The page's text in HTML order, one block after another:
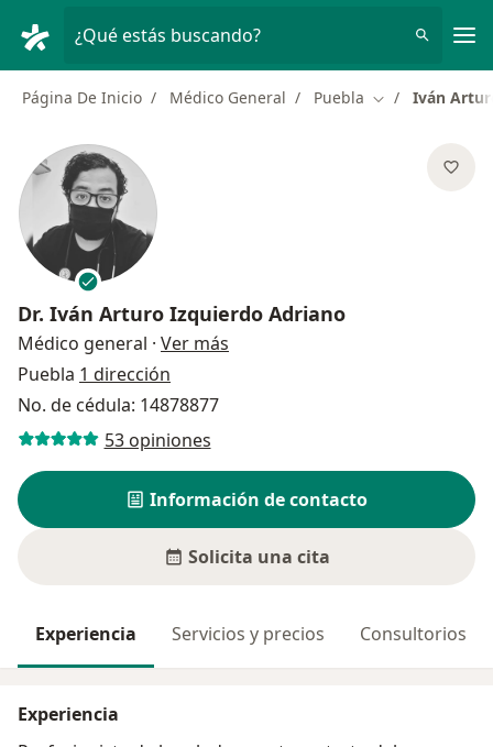
¿Qué estás buscando?
Página De Inicio Médico General Puebla Cambiar de
Iván
Dr. Iván Arturo Izquierdo Adriano
Médico general · Ver más
Puebla 1 dirección
No. de cédula: 14878877
53 opiniones
Información de contacto
Solicita una cita
Experiencia Servicios y precios Consultorios
Experiencia